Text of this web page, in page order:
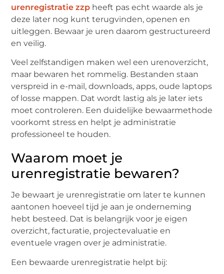
urenregistratie zzp heeft pas echt waarde als je
deze later nog kunt terugvinden, openen en
uitleggen. Bewaar je uren daarom gestructureerd
en veilig.
Veel zelfstandigen maken wel een urenoverzicht,
maar bewaren het rommelig. Bestanden staan
verspreid in e-mail, downloads, apps, oude laptops
of losse mappen. Dat wordt lastig als je later iets
moet controleren. Een duidelijke bewaarmethode
voorkomt stress en helpt je administratie
professioneel te houden.
Waarom moet je
urenregistratie bewaren?
Je bewaart je urenregistratie om later te kunnen
aantonen hoeveel tijd je aan je onderneming
hebt besteed. Dat is belangrijk voor je eigen
overzicht, facturatie, projectevaluatie en
eventuele vragen over je administratie.
Een bewaarde urenregistratie helpt bij: